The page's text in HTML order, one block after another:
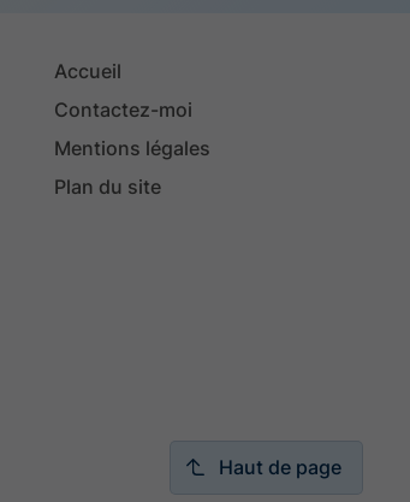
Accueil
Contactez-moi
Mentions légales
Plan du site
Haut de page